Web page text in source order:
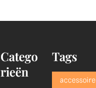
Catego
rieën
Tags